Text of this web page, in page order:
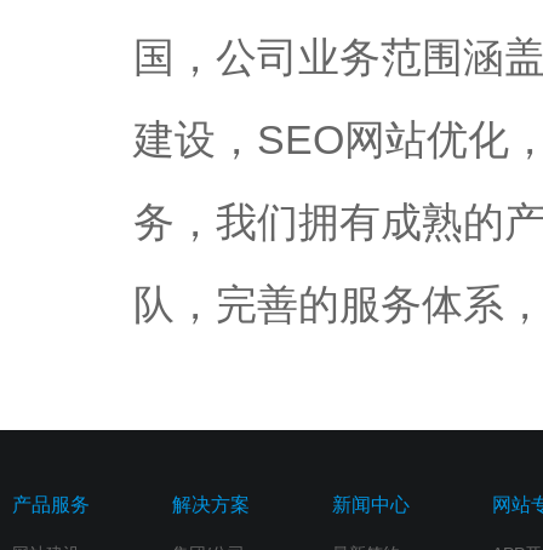
国，公司业务范围涵
建设，SEO网站优化
务，我们拥有成熟的
队，完善的服务体系
产品服务 解决方案 新闻中心 网站